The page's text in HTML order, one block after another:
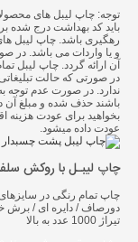
توجه: چاپ لیبل های
باید کد بهداشت درج شده
رهگیری باشد. چاپ لیبل
و یا واردات می باشد. در
آن ارائه گردد. چاپ لیبل
در صورتی که حالت
ندارد. در صورت عدم توجه
باشند حذف شده و مبلغ آن
عودت داده میشود.
چاپ لیبـل با روکش
چاپ تمام رنگی در
دورصاف / دایره ای / برش
تیراژ 1000 عدد به بالا